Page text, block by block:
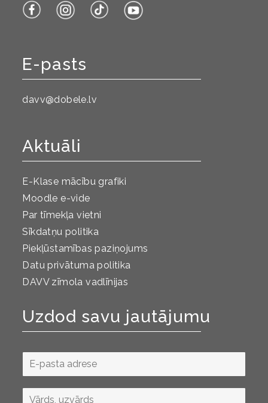
E-pasts
davv@dobele.lv
Aktuāli
E-Klase mācību grafiki
Moodle e-vide
Par tīmekļa vietni
Sīkdatņu politika
Piekļūstamības paziņojums
Datu privātuma politika
DAVV zīmola vadlīnijas
Uzdod savu jautājumu